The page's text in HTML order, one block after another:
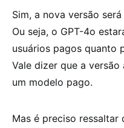
Sim, a nova versão
Ou seja, o GPT-4o
usuários pagos quanto
Vale dizer que a versão
um modelo pago.
Mas é preciso ressaltar